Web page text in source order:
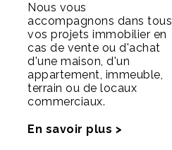
Nous vous
accompagnons dans tous
vos projets immobilier en
cas de vente ou d'achat
d'une maison, d'un
appartement, immeuble,
terrain ou de locaux
commerciaux.
En savoir plus >